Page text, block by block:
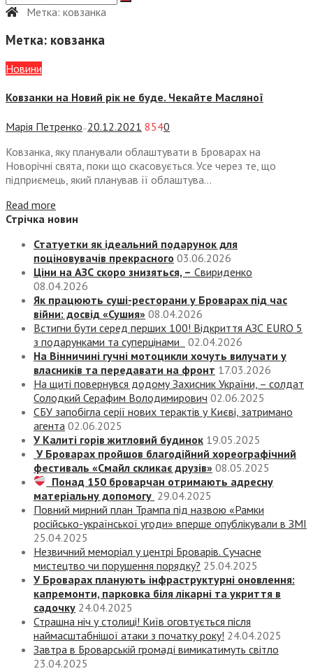
Метка: ковзанка
Метка: ковзанка
Новини
Ковзанки на Новий рік не буде. Чекайте Масляної
Марія Петренко — 20.12.2021 8540
Ковзанка, яку планували облаштувати в Броварах на
Новорічні свята, поки що скасовується. Усе через те, що
підприємець, який планував її облаштува...
Read more
Стрічка новин
Статуетки як ідеальний подарунок для
поціновувачів прекрасного 03.06.2026
Ціни на АЗС скоро знизяться, – Свириденко
08.04.2026
Як працюють суші-ресторани у Броварах під час
війни: досвід «Сушия» 08.04.2026
Встигни бути серед перших 100! Відкриття АЗС EURO 5
з подарунками та суперцінами
02.04.2026
На Вінничині гучні мотоцикли хочуть вилучати у
власників та передавати на фронт 17.03.2026
На щиті повернувся додому Захисник України, – солдат
Солодкий Серафим Володимирович 02.06.2025
СБУ запобігла серії нових терактів у Києві, затримано
агента 02.06.2025
У Калиті горів житловий будинок 19.05.2025
У Броварах пройшов благодійний хореографічний
фестиваль «Смайл скликає друзів» 08.05.2025
Понад 150 броварчан отримають адресну
матеріальну допомогу 29.04.2025
Повний мирний план Трампа під назвою «‎Рамки
російсько-української угоди» вперше опублікували в ЗМІ
25.04.2025
Незвичний меморіал у центрі Броварів. Сучасне
мистецтво чи порушення порядку? 25.04.2025
У Броварах планують інфраструктурні оновлення:
капремонти, парковка біля лікарні та укриття в
садочку 24.04.2025
Страшна ніч у столиці! Київ оговтується після
наймасштабнішої атаки з початку року! 24.04.2025
Завтра в Броварській громаді вимикатимуть світло
23.04.2025